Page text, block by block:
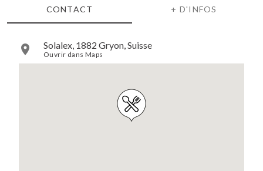
CONTACT + D'INFOS
Solalex, 1882 Gryon, Suisse
Ouvrir dans Maps